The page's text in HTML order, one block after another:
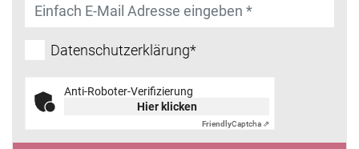
Datenschutzerklärung*
Anti-Roboter-Verifizierung
Hier klicken
FriendlyCaptcha ⇗